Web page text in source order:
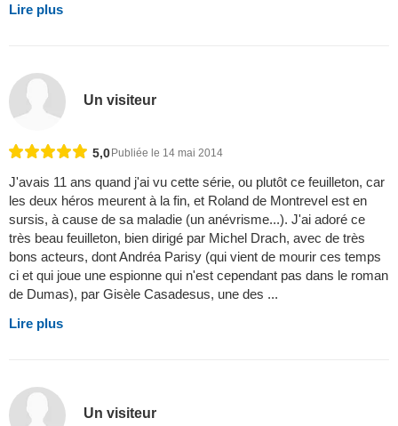
Lire plus
Un visiteur
5,0Publiée le 14 mai 2014
J'avais 11 ans quand j'ai vu cette série, ou plutôt ce feuilleton, car
les deux héros meurent à la fin, et Roland de Montrevel est en
sursis, à cause de sa maladie (un anévrisme...). J'ai adoré ce
très beau feuilleton, bien dirigé par Michel Drach, avec de très
bons acteurs, dont Andréa Parisy (qui vient de mourir ces temps
ci et qui joue une espionne qui n'est cependant pas dans le roman
de Dumas), par Gisèle Casadesus, une des ...
Lire plus
Un visiteur